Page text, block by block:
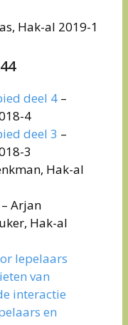
Hak-al 2019-1
deel 4 –
4
deel 3 –
3
Hak-al
– Arjan
Hak-al
lepelaars
van
interactie
en